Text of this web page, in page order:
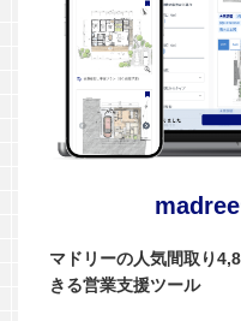
マドリーの人気間取り
きる営業支援ツール